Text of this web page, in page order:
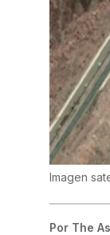
Imagen
Por The